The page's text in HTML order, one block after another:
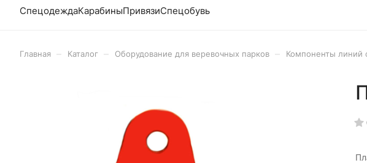
СпецодеждаКарабиныПривязиСпецобувь
Главная Каталог Оборудование для веревочных парков Компоненты линий